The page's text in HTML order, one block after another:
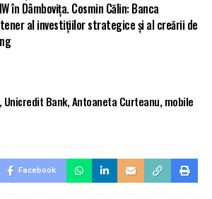
în Dâmbovița. Cosmin Călin: Banca
al investițiilor strategice și al creării de
, Unicredit Bank,Antoaneta Curteanu, mobile
Facebook